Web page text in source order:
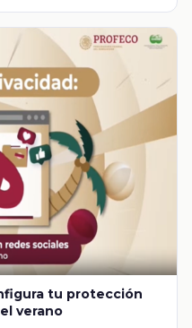
tu protección
verano